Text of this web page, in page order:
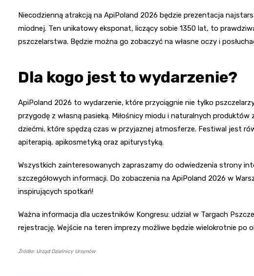
Niecodzienną atrakcją na ApiPoland 2026 będzie prezentacja
miodnej. Ten unikatowy eksponat, liczący sobie 1350 lat, to
pszczelarstwa. Będzie można go zobaczyć na własne oczy i
Dla kogo jest to wydarzenie?
ApiPoland 2026 to wydarzenie, które przyciągnie nie tylko
przygodę z własną pasieką. Miłośnicy miodu i naturalnych
dziećmi, które spędzą czas w przyjaznej atmosferze. Festiwal jest
apiterapią, apikosmetyką oraz apiturystyką.
Wszystkich zainteresowanych zapraszamy do odwiedzenia strony
szczegółowych informacji. Do zobaczenia na ApiPoland 2026 w
inspirujących spotkań!
Ważna informacja dla uczestników Kongresu: udział w Targach
rejestrację. Wejście na teren imprezy możliwe będzie wielokrotnie po
Źródło: Urząd Dzielnicy Ursynów